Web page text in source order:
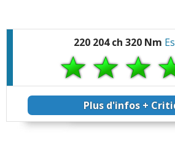
220 204 ch 320 Nm
Plus d'infos +